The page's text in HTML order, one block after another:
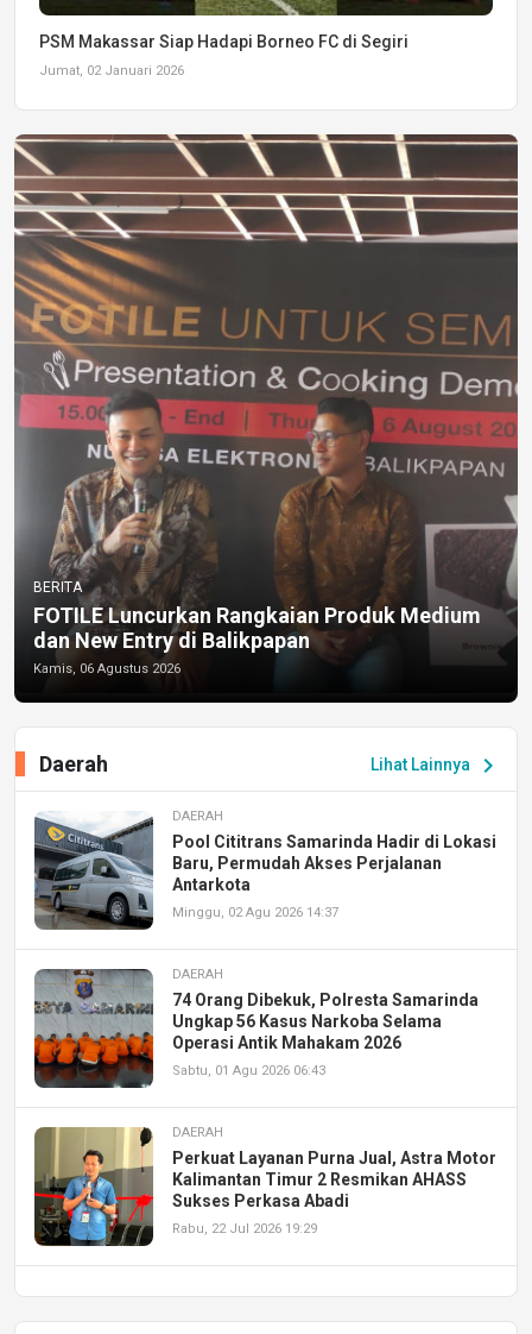
PSM Makassar Siap Hadapi Borneo FC di Segiri
Jumat, 02 Januari 2026
BERITA
FOTILE Luncurkan Rangkaian Produk Medium
dan New Entry di Balikpapan
Kamis, 06 Agustus 2026
Lihat Lainnya chevron_right
Daerah
DAERAH
Pool Cititrans Samarinda Hadir di Lokasi
Baru, Permudah Akses Perjalanan
Antarkota
Minggu, 02 Agu 2026 14:37
DAERAH
74 Orang Dibekuk, Polresta Samarinda
Ungkap 56 Kasus Narkoba Selama
Operasi Antik Mahakam 2026
Sabtu, 01 Agu 2026 06:43
DAERAH
Perkuat Layanan Purna Jual, Astra Motor
Kalimantan Timur 2 Resmikan AHASS
Sukses Perkasa Abadi
Rabu, 22 Jul 2026 19:29